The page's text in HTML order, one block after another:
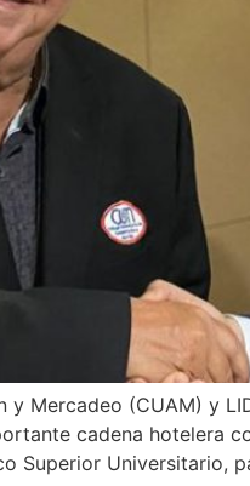
Mercadeo (CUAM) y
cadena hotelera
Superior Universitario,